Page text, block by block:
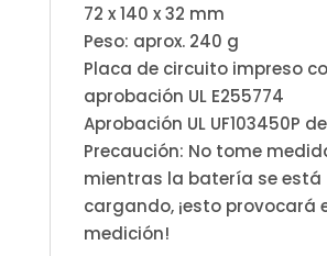
72 x 140 x 32 mm
Peso: aprox. 240 g
Placa de circuito impreso
aprobación UL E255774
Aprobación UL UF103450P
Precaución: No tome
mientras la batería se está
cargando, ¡esto provocará
medición!